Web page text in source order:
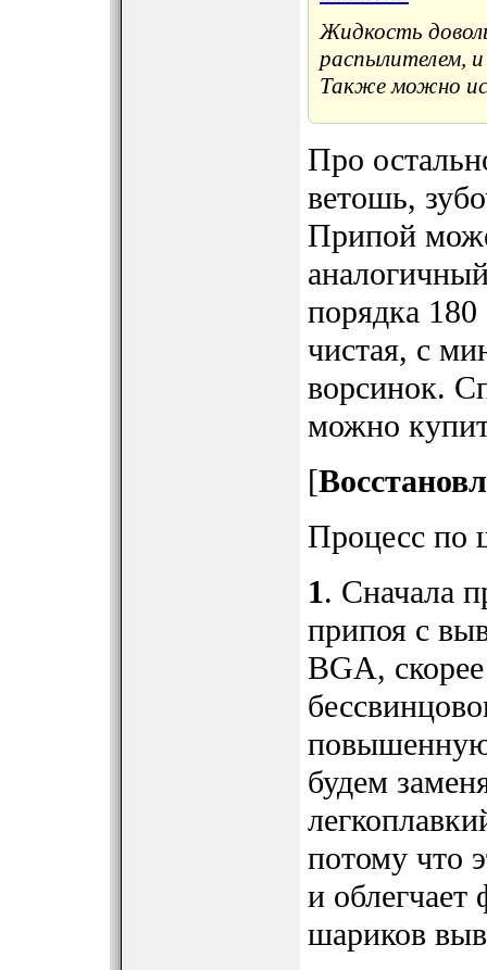
Жидкость
распылителем,
Также можно
Про
ветошь,
Припой
порядка
чистая, с
ворсинок.
можно
[
Процесс по
1. Сначала
припоя с
BGA,
будем
потому что
и облегчает
шариков